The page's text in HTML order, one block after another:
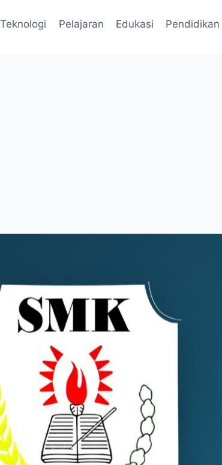
Teknologi Pelajaran Edukasi Pendidikan